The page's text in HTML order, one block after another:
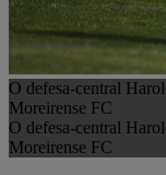
O defesa-central
Moreirense FC
O defesa-central
Moreirense FC